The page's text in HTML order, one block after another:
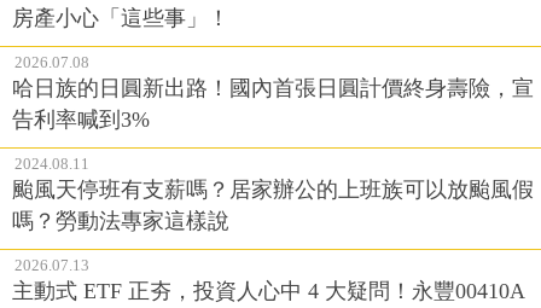
房產小心「這些事」！
2026.07.08
哈日族的日圓新出路！國內首張日圓計價終身壽險，宣
告利率喊到3%
2024.08.11
颱風天停班有支薪嗎？居家辦公的上班族可以放颱風假
嗎？勞動法專家這樣說
2026.07.13
主動式 ETF 正夯，投資人心中 4 大疑問！永豐00410A